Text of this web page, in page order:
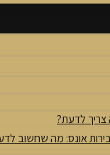
צריך לדעת?
אונס: מה שחשוב